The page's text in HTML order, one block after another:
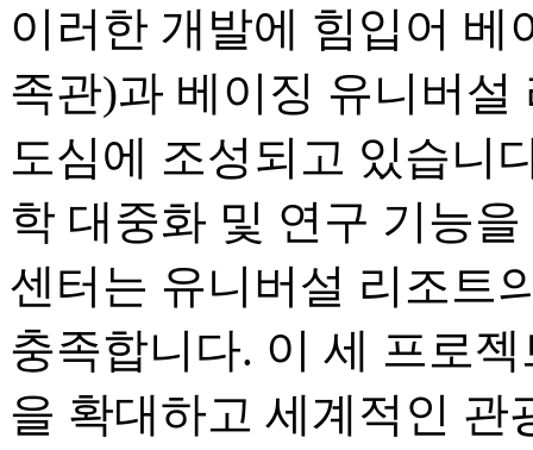
이러한 개발에 힘입어 베
족관)과 베이징 유니버
도심에 조성되고 있습니
학 대중화 및 연구 기능
센터는 유니버설 리조트
충족합니다. 이 세 프로
을 확대하고 세계적인 관